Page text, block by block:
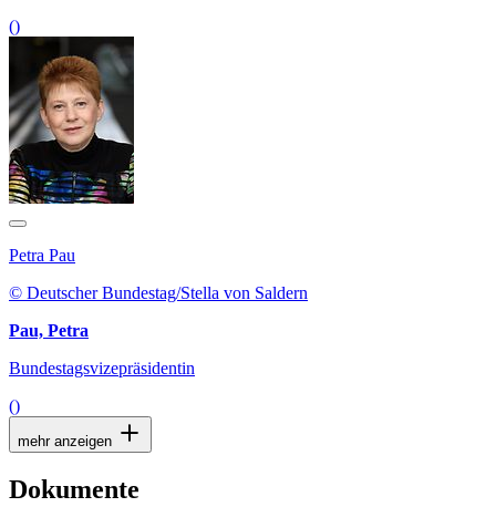
()
Petra Pau
© Deutscher Bundestag/Stella von Saldern
Pau, Petra
Bundestagsvizepräsidentin
()
mehr anzeigen
Dokumente